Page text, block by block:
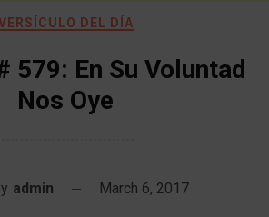
DEL DÍA
579: En Su Voluntad
Nos Oye
admin March 6, 2017